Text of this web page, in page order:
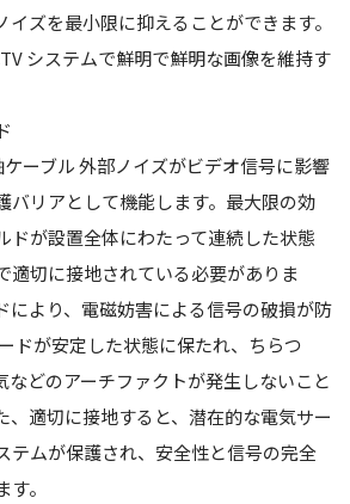
イズを最小限に抑えることができます。
システムで鮮明で鮮明な画像を維持す
ケーブル外部ノイズがビデオ信号に影響
バリアとして機能します。最大限の効
ドが設置全体にわたって連続した状態
適切に接地されている必要がありま
により、電磁妨害による信号の破損が防
ドが安定した状態に保たれ、ちらつ
などのアーチファクトが発生しないこと
、適切に接地すると、潜在的な電気サー
テムが保護され、安全性と信号の完全
。